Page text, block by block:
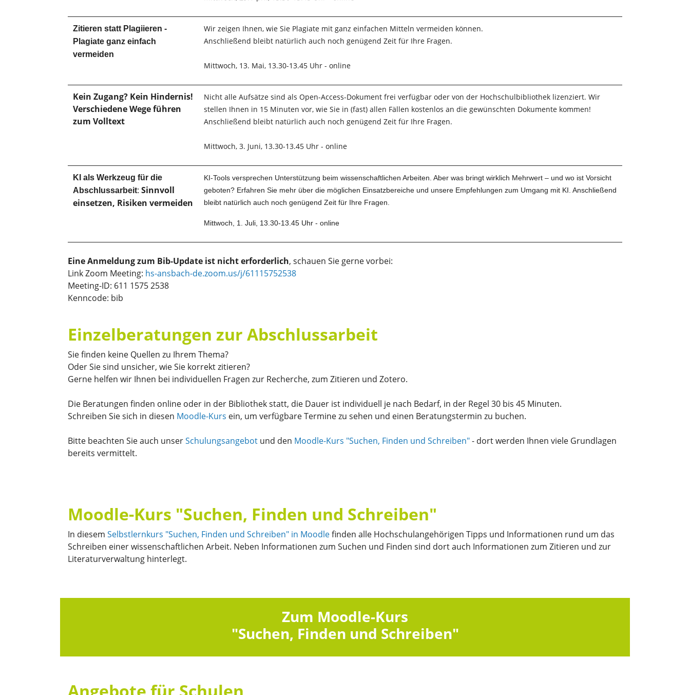
Zitieren statt Plagiieren -
Plagiate ganz einfach
vermeiden
Wir zeigen Ihnen, wie Sie Plagiate mit ganz einfachen Mitteln vermeiden können.
Anschließend bleibt natürlich auch noch genügend Zeit für Ihre Fragen.
Mittwoch, 13. Mai, 13.30-13.45 Uhr - online
Kein Zugang? Kein Hindernis!
Verschiedene Wege führen
zum Volltext
Nicht alle Aufsätze sind als Open-Access-Dokument frei verfügbar oder von der Hochschulbibliothek lizenziert. Wir
stellen Ihnen in 15 Minuten vor, wie Sie in (fast) allen Fällen kostenlos an die gewünschten Dokumente kommen!
Anschließend bleibt natürlich auch noch genügend Zeit für Ihre Fragen.
Mittwoch, 3. Juni, 13.30-13.45 Uhr - online
KI als Werkzeug für die
Abschlussarbeit: Sinnvoll
einsetzen, Risiken vermeiden
KI-Tools versprechen Unterstützung beim wissenschaftlichen Arbeiten. Aber was bringt wirklich Mehrwert – und wo ist Vorsicht
geboten? Erfahren Sie mehr über die möglichen Einsatzbereiche und unsere Empfehlungen zum Umgang mit KI. Anschließend
bleibt natürlich auch noch genügend Zeit für Ihre Fragen.
Mittwoch, 1. Juli, 13.30-13.45 Uhr - online
Eine Anmeldung zum Bib-Update ist nicht erforderlich, schauen Sie gerne vorbei:
Link Zoom Meeting: hs-ansbach-de.zoom.us/j/61115752538
Meeting-ID: 611 1575 2538
Kenncode: bib
Einzelberatungen zur Abschlussarbeit
Sie finden keine Quellen zu Ihrem Thema?
Oder Sie sind unsicher, wie Sie korrekt zitieren?
Gerne helfen wir Ihnen bei individuellen Fragen zur Recherche, zum Zitieren und Zotero.
Die Beratungen finden online oder in der Bibliothek statt, die Dauer ist individuell je nach Bedarf, in der Regel 30 bis 45 Minuten.
Schreiben Sie sich in diesen Moodle-Kurs ein, um verfügbare Termine zu sehen und einen Beratungstermin zu buchen.
Bitte beachten Sie auch unserSchulungsangebot und den Moodle-Kurs "Suchen, Finden und Schreiben"- dort werden Ihnen viele Grundlagen
bereits vermittelt.
Moodle-Kurs "Suchen, Finden und Schreiben"
In diesem Selbstlernkurs "Suchen, Finden und Schreiben" in Moodlefinden alle Hochschulangehörigen Tipps und Informationen rund um das
Schreiben einer wissenschaftlichen Arbeit. Neben Informationen zum Suchen und Finden sind dort auch Informationen zum Zitieren und zur
Literaturverwaltung hinterlegt.
Zum Moodle-Kurs
"Suchen, Finden und Schreiben"